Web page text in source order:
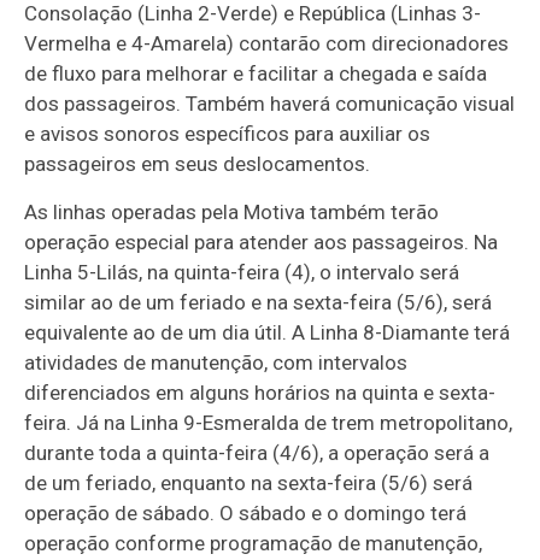
Consolação (Linha 2-Verde) e República (Linhas 3-
Vermelha e 4-Amarela) contarão com direcionadores
de fluxo para melhorar e facilitar a chegada e saída
dos passageiros. Também haverá comunicação visual
e avisos sonoros específicos para auxiliar os
passageiros em seus deslocamentos.
As linhas operadas pela Motiva também terão
operação especial para atender aos passageiros. Na
Linha 5-Lilás, na quinta-feira (4), o intervalo será
similar ao de um feriado e na sexta-feira (5/6), será
equivalente ao de um dia útil. A Linha 8-Diamante terá
atividades de manutenção, com intervalos
diferenciados em alguns horários na quinta e sexta-
feira. Já na Linha 9-Esmeralda de trem metropolitano,
durante toda a quinta-feira (4/6), a operação será a
de um feriado, enquanto na sexta-feira (5/6) será
operação de sábado. O sábado e o domingo terá
operação conforme programação de manutenção,